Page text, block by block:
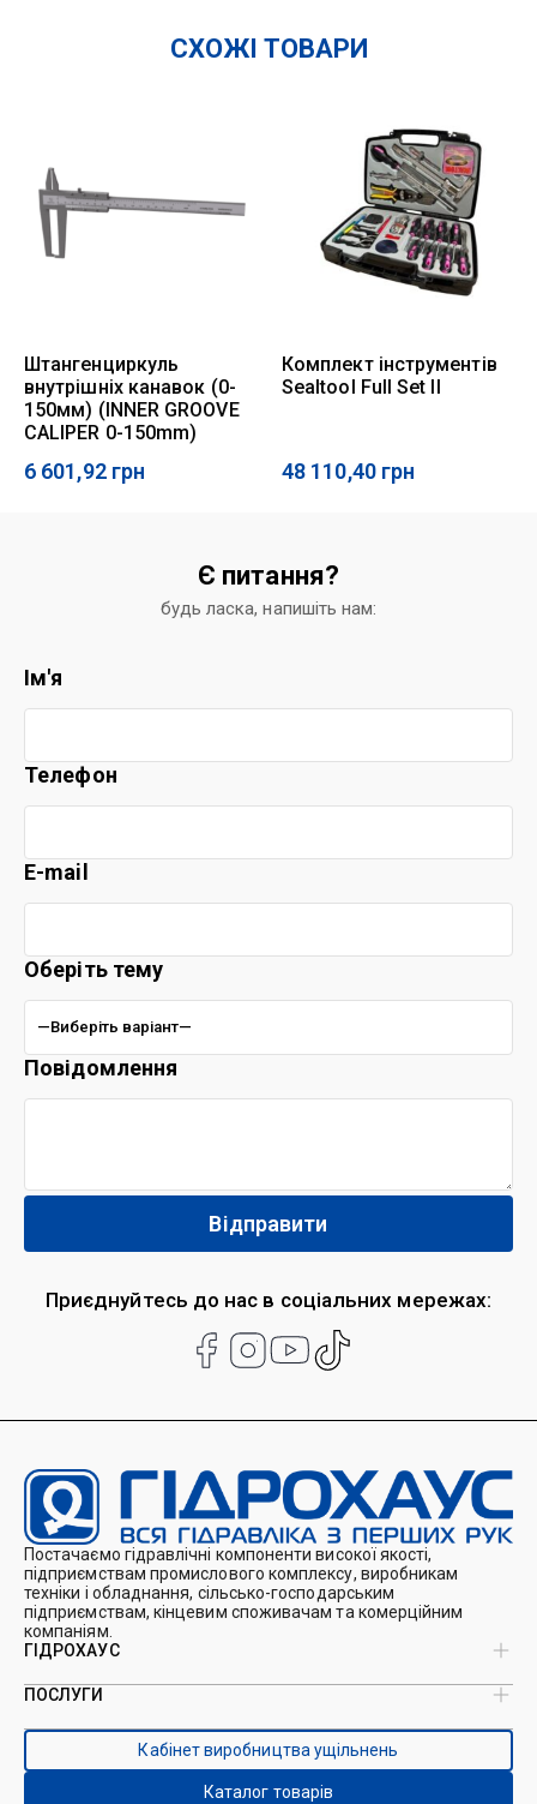
СХОЖІ ТОВАРИ
Штангенциркуль
внутрішніх канавок (0-
150мм) (INNER GROOVE
CALIPER 0-150mm)
6 601,92 грн
Комплект інструментів
Sealtool Full Set II
48 110,40 грн
Є питання?
будь ласка, напишіть нам:
Приєднуйтесь до нас в соціальних мережах:
Ім'я
Телефон
E-mail
Оберіть тему
Повідомлення
Постачаємо гідравлічні компоненти високої якості,
підприємствам промислового комплексу, виробникам
техніки і обладнання, сільсько-господарським
підприємствам, кінцевим споживачам та комерційним
компаніям.
ГІДРОХАУС
Про нас
Каталоги
ПОСЛУГИ
Виробництво ущільнень
Виробництво гідроциліндрів
Ремонт гідроциліндрів
Кабінет виробництва ущільнень
Каталог товарів